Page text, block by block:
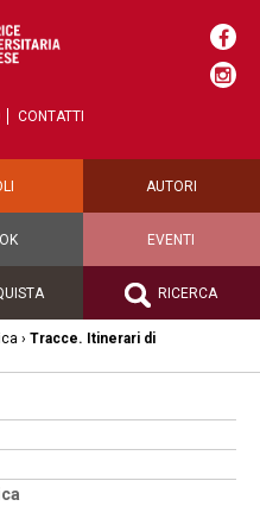
CONTATTI
AUTORI
EVENTI
RICERCA
› Tracce. Itinerari di